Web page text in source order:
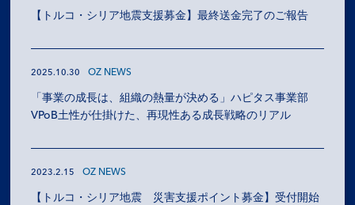
【トルコ・シリア地震支援募金】最終送金完了のご報告
2025.10.30 OZ NEWS
「事業の成長は、組織の熱量が決める」ハピタス事業部
VPoB土性が仕掛けた、再現性ある成長戦略のリアル
2023.2.15 OZ NEWS
【トルコ・シリア地震 災害支援ポイント募金】受付開始